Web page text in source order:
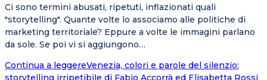
Ci sono termini abusati, ripetuti, inflazionati quali
"storytelling". Quante volte lo associamo alle politiche di
marketing territoriale? Eppure a volte le immagini parlano
da sole. Se poi vi si aggiungono…
Continua a leggereVenezia, colori e parole del silenzio:
storytelling irripetibile di Fabio Accorrà ed Elisabetta Rossi